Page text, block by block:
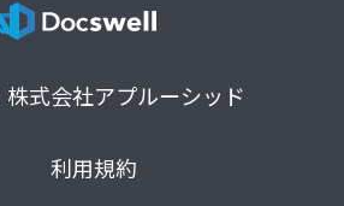
株式会社アプルーシッド
利用規約